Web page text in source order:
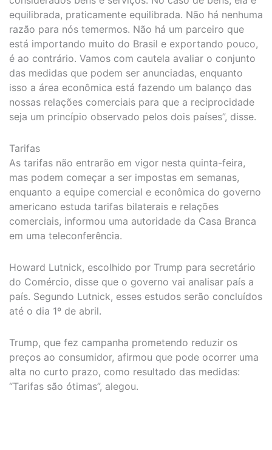
equilibrada, praticamente equilibrada. Não há nenhuma
razão para nós temermos. Não há um parceiro que
está importando muito do Brasil e exportando pouco,
é ao contrário. Vamos com cautela avaliar o conjunto
das medidas que podem ser anunciadas, enquanto
isso a área econômica está fazendo um balanço das
nossas relações comerciais para que a reciprocidade
seja um princípio observado pelos dois países”, disse.
Tarifas
As tarifas não entrarão em vigor nesta quinta-feira,
mas podem começar a ser impostas em semanas,
enquanto a equipe comercial e econômica do governo
americano estuda tarifas bilaterais e relações
comerciais, informou uma autoridade da Casa Branca
em uma teleconferência.
Howard Lutnick, escolhido por Trump para secretário
do Comércio, disse que o governo vai analisar país a
país. Segundo Lutnick, esses estudos serão concluídos
até o dia 1º de abril.
Trump, que fez campanha prometendo reduzir os
preços ao consumidor, afirmou que pode ocorrer uma
alta no curto prazo, como resultado das medidas:
“Tarifas são ótimas”, alegou.